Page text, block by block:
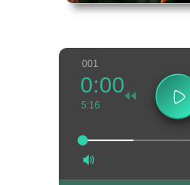
001
0:00
5:16